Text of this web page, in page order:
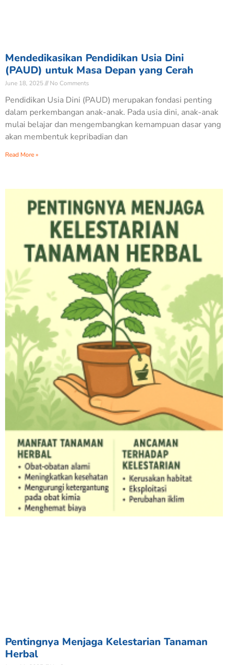
Mendedikasikan Pendidikan Usia Dini
(PAUD) untuk Masa Depan yang Cerah
June 18, 2025 No Comments
Pendidikan Usia Dini (PAUD) merupakan fondasi penting
dalam perkembangan anak-anak. Pada usia dini, anak-anak
mulai belajar dan mengembangkan kemampuan dasar yang
akan membentuk kepribadian dan
Read More »
Pentingnya Menjaga Kelestarian Tanaman
Herbal